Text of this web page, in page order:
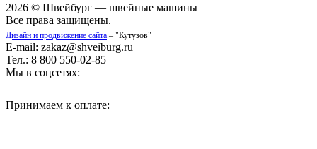
2026 © Швейбург — швейные машины
Все права защищены.
Дизайн и продвижение сайта – "Кутузов"
E-mail: zakaz@shveiburg.ru
Тел.: 8 800 550-02-85
Мы в соцсетях:
Принимаем к оплате: